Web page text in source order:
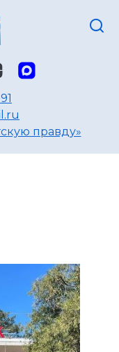
правду»